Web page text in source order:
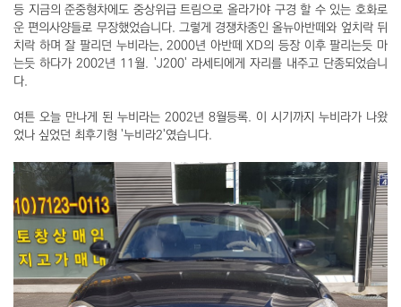
등 지금의 준중형차에도 중상위급 트림으로 올라가야 구경 할 수 있는 호화로
운 편의사양들로 무장했었습니다. 그렇게 경쟁차종인 올뉴아반떼와 엎치락 뒤
치락 하며 잘 팔리던 누비라는, 2000년 아반떼 XD의 등장 이후 팔리는듯 마
는듯 하다가 2002년 11월. 'J200' 라세티에게 자리를 내주고 단종되었습니
다.
여튼 오늘 만나게 된 누비라는 2002년 8월등록. 이 시기까지 누비라가 나왔
었나 싶었던 최후기형 '누비라2'였습니다.